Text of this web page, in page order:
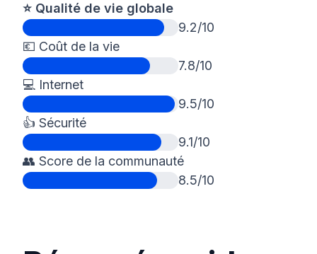
⭐️ Qualité de vie globale
9.2/10
💶 Coût de la vie
7.8/10
💻 Internet
9.5/10
👍 Sécurité
9.1/10
👥 Score de la communauté
8.5/10